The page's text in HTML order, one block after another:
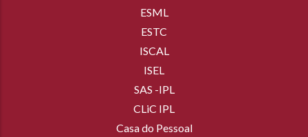
ESML
ESTC
ISCAL
ISEL
SAS -IPL
CLiC IPL
Casa do Pessoal